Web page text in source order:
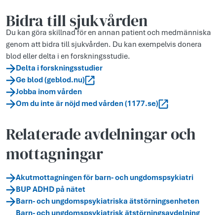
Bidra till sjukvården
Du kan göra skillnad för en annan patient och medmänniska
genom att bidra till sjukvården. Du kan exempelvis donera
blod eller delta i en forskningsstudie.
Delta i forskningsstudier
Ge blod (geblod.nu)
Jobba inom vården
Om du inte är nöjd med vården (1177.se)
Relaterade avdelningar och
mottagningar
Akutmottagningen för barn- och ungdomspsykiatri
BUP ADHD på nätet
Barn- och ungdomspsykiatriska ätstörningsenheten
Barn- och ungdomspsykiatrisk ätstörningsavdelning